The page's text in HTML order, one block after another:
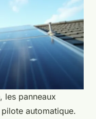
les panneaux
automatique.